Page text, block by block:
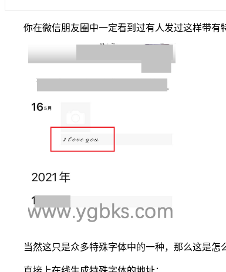
你在微信朋友圈中一定看到过有人发过这样带有
当然这只是众多特殊字体中的一种，那么这是怎